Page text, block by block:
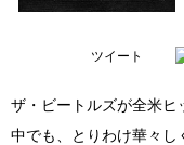
ツイート
ザ・ビートルズが全米
中でも、とりわけ華々し